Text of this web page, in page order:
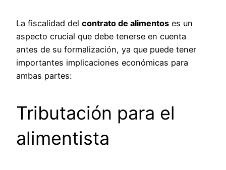
La fiscalidad del contrato de alimentos es un
aspecto crucial que debe tenerse en cuenta
antes de su formalización, ya que puede tener
importantes implicaciones económicas para
ambas partes:
Tributación para el
alimentista